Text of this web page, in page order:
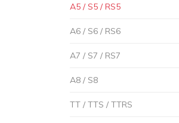
A5 / S5 / RS5
A6 / S6 / RS6
A7 / S7 / RS7
A8 / S8
TT / TTS / TTRS